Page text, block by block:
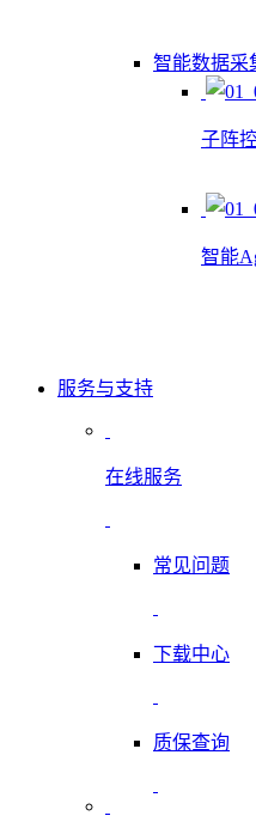
智能数据采
子阵
智能
服务与支持
在线服务
常见问题
下载中心
质保查询